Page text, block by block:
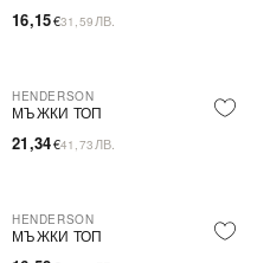
16,15€31,59 ЛВ.
HENDERSON
МЪЖКИ ТОП
21,34€41,73 ЛВ.
HENDERSON
МЪЖКИ ТОП